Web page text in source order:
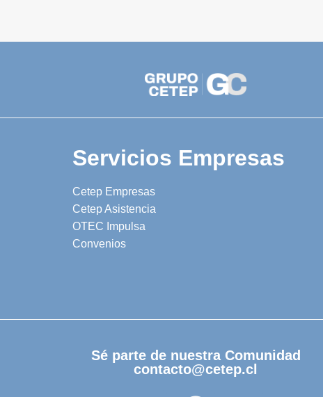
Servicios Empresas
Cetep Empresas
Cetep Asistencia
OTEC Impulsa
Convenios
Sé parte de nuestra Comunidad
contacto@cetep.cl